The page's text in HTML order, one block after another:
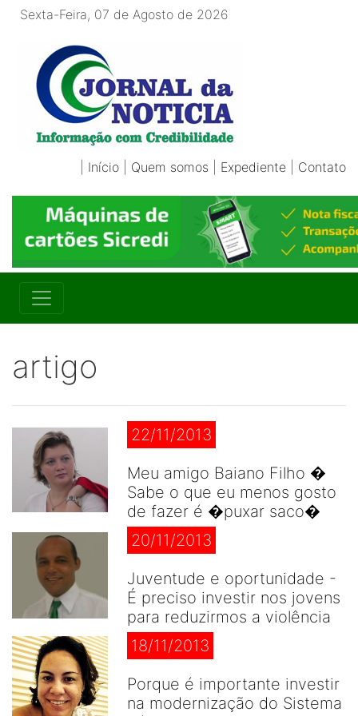
Sexta-Feira, 07 de Agosto de 2026
Início Quem somos Expediente Contato
artigo
22/11/2013
Meu amigo Baiano Filho �
Sabe o que eu menos gosto
de fazer é �puxar saco�
20/11/2013
Juventude e oportunidade -
É preciso investir nos jovens
para reduzirmos a violência
18/11/2013
Porque é importante investir
na modernização do Sistema